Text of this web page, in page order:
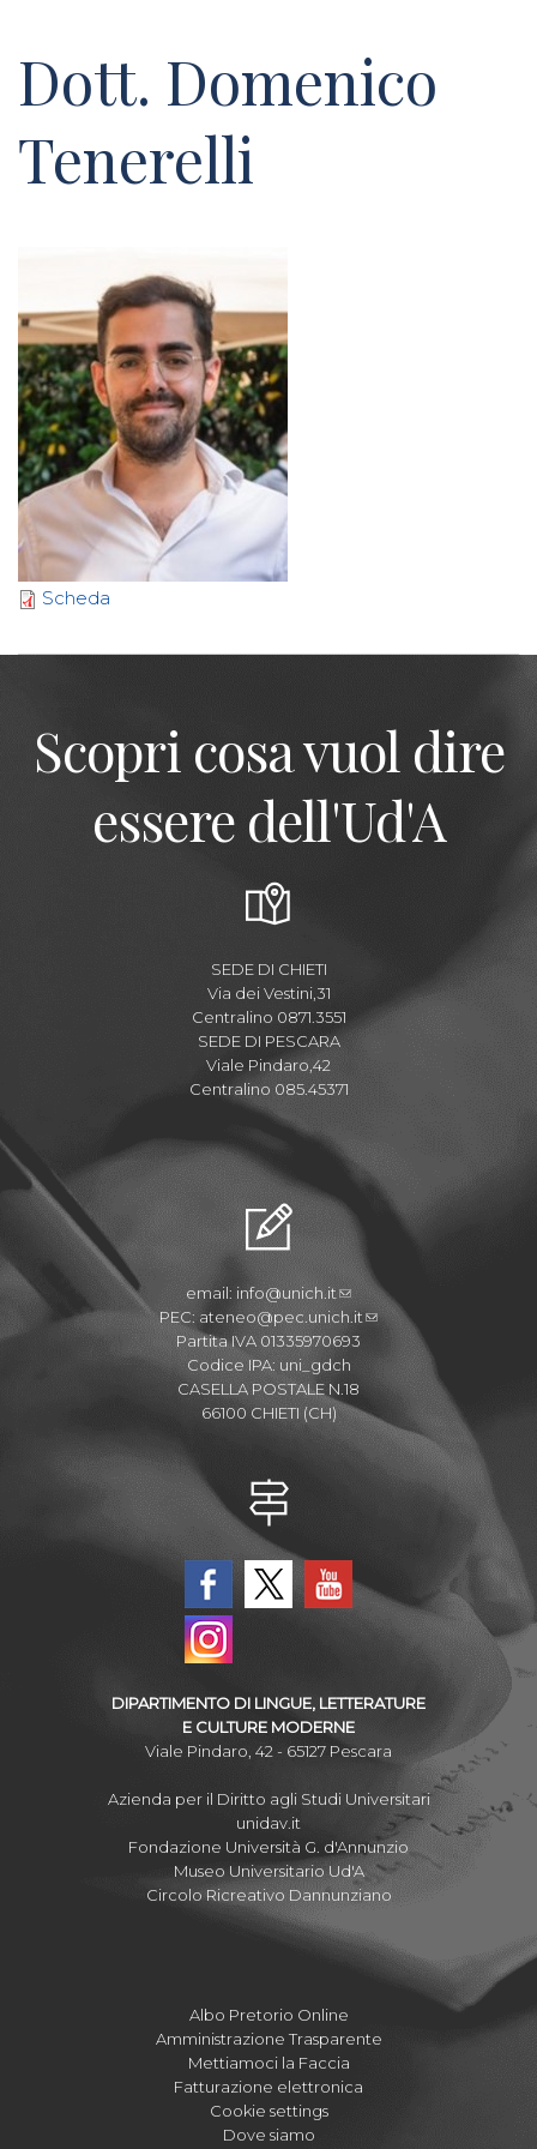
Dott. Domenico
Tenerelli
Scheda
Scopri cosa vuol dire
essere dell'Ud'A
SEDE DI CHIETI
Via dei Vestini,31
Centralino 0871.3551
SEDE DI PESCARA
Viale Pindaro,42
Centralino 085.45371
email: info@unich.it
PEC: ateneo@pec.unich.it
Partita IVA 01335970693
Codice IPA: uni_gdch
CASELLA POSTALE N.18
66100 CHIETI (CH)
DIPARTIMENTO DI LINGUE, LETTERATURE
E CULTURE MODERNE
Viale Pindaro, 42 - 65127 Pescara
Azienda per il Diritto agli Studi Universitari
unidav.it
Fondazione Università G. d'Annunzio
Museo Universitario Ud'A
Circolo Ricreativo Dannunziano
Albo Pretorio Online
Amministrazione Trasparente
Mettiamoci la Faccia
Fatturazione elettronica
Cookie settings
Dove siamo